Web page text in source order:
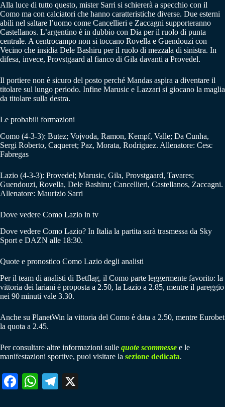
Alla luce di tutto questo, mister Sarri si schiererà a specchio con il
Como ma con calciatori che hanno caratteristiche diverse. Due esterni
abili nel saltare l’uomo come Cancellieri e Zaccagni supporteranno
Castellanos. L’argentino è in dubbio con Dia per il ruolo di punta
centrale. A centrocampo non si toccano Rovella e Guendouzi con
Vecino che insidia Dele Bashiru per il ruolo di mezzala di sinistra. In
difesa, invece, Provstgaard al fianco di Gila davanti a Provedel.
Il portiere non è sicuro del posto perché Mandas aspira a diventare il
titolare sul lungo periodo. Infine Marusic e Lazzari si giocano la maglia
da titolare sulla destra.
Le probabili formazioni
Como (4-3-3): Butez; Vojvoda, Ramon, Kempf, Valle; Da Cunha,
Sergi Roberto, Caqueret; Paz, Morata, Rodriguez. Allenatore: Cesc
Fabregas
Lazio (4-3-3): Provedel; Marusic, Gila, Provstgaard, Tavares;
Guendouzi, Rovella, Dele Bashiru; Cancellieri, Castellanos, Zaccagni.
Allenatore: Maurizio Sarri
Dove vedere Como Lazio in tv
Dove vedere Como Lazio? In Italia la partita sarà trasmessa da Sky
Sport e DAZN alle 18:30.
Quote e pronostico Como Lazio degli analisti
Per il team di analisti di Betflag, il Como parte leggermente favorito: la
vittoria dei lariani è proposta a 2.50, la Lazio a 2.85, mentre il pareggio
nei 90 minuti vale 3.30.
Anche su PlanetWin la vittoria del Como è data a 2.50, mentre Eurobet
la quota a 2.45.
Per consultare altre informazioni sulle quote scommesse e le
manifestazioni sportive, puoi visitare la sezione dedicata.
Fa W
Te